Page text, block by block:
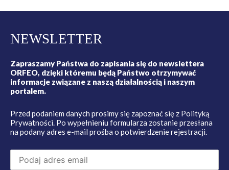
NEWSLETTER
Zapraszamy Państwa do zapisania się do newslettera
ORFEO, dzięki któremu będą Państwo otrzymywać
informacje związane z naszą działalnością i naszym
portalem.
Przed podaniem danych prosimy się zapoznać się z Polityką
Prywatności. Po wypełnieniu formularza zostanie przesłana
na podany adres e-mail prośba o potwierdzenie rejestracji.